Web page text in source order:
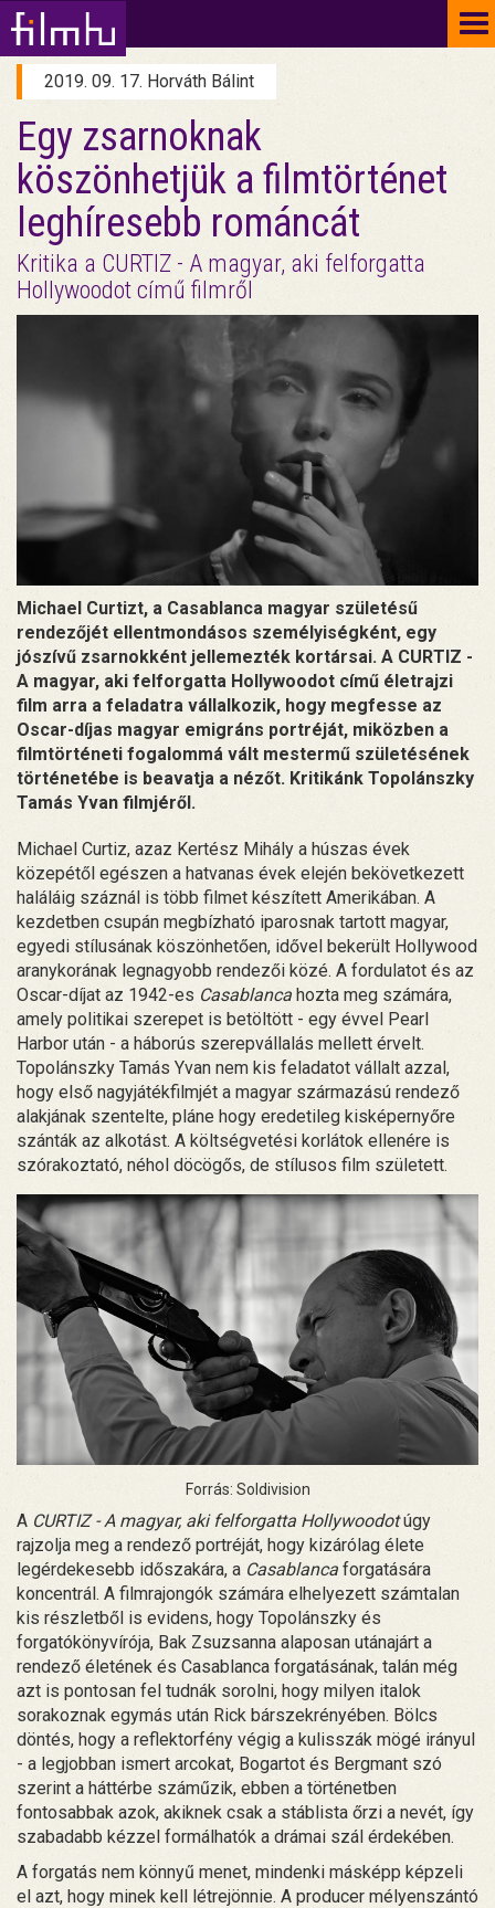
2019. 09. 17. Horváth Bálint
Egy zsarnoknak
köszönhetjük a filmtörténet
leghíresebb románcát
Kritika a CURTIZ - A magyar, aki felforgatta
Hollywoodot című filmről
Michael Curtizt, a Casablanca magyar születésű
rendezőjét ellentmondásos személyiségként, egy
jószívű zsarnokként jellemezték kortársai. A CURTIZ -
A magyar, aki felforgatta Hollywoodot című életrajzi
film arra a feladatra vállalkozik, hogy megfesse az
Oscar-díjas magyar emigráns portréját, miközben a
filmtörténeti fogalommá vált mestermű születésének
történetébe is beavatja a nézőt. Kritikánk Topolánszky
Tamás Yvan filmjéről.
Michael Curtiz, azaz Kertész Mihály a húszas évek
közepétől egészen a hatvanas évek elején bekövetkezett
haláláig száznál is több filmet készített Amerikában. A
kezdetben csupán megbízható iparosnak tartott magyar,
egyedi stílusának köszönhetően, idővel bekerült Hollywood
aranykorának legnagyobb rendezői közé. A fordulatot és az
Oscar-díjat az 1942-es Casablanca hozta meg számára,
amely politikai szerepet is betöltött - egy évvel Pearl
Harbor után - a háborús szerepvállalás mellett érvelt.
Topolánszky Tamás Yvan nem kis feladatot vállalt azzal,
hogy első nagyjátékfilmjét a magyar származású rendező
alakjának szentelte, pláne hogy eredetileg kisképernyőre
szánták az alkotást. A költségvetési korlátok ellenére is
szórakoztató, néhol döcögős, de stílusos film született.
Forrás: Soldivision
A CURTIZ - A magyar, aki felforgatta Hollywoodotúgy
rajzolja meg a rendező portréját, hogy kizárólag élete
legérdekesebb időszakára, a Casablanca forgatására
koncentrál. A filmrajongók számára elhelyezett számtalan
kis részletből is evidens, hogy Topolánszky és
forgatókönyvírója, Bak Zsuzsanna alaposan utánajárt a
rendező életének és Casablanca forgatásának, talán még
azt is pontosan fel tudnák sorolni, hogy milyen italok
sorakoznak egymás után Rick bárszekrényében. Bölcs
döntés, hogy a reflektorfény végig a kulisszák mögé irányul
- a legjobban ismert arcokat, Bogartot és Bergmant szó
szerint a háttérbe száműzik, ebben a történetben
fontosabbak azok, akiknek csak a stáblista őrzi a nevét, így
szabadabb kézzel formálhatók a drámai szál érdekében.
A forgatás nem könnyű menet, mindenki másképp képzeli
el azt, hogy minek kell létrejönnie. A producer mélyenszántó